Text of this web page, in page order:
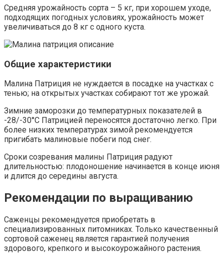
Средняя урожайность сорта – 5 кг, при хорошем уходе,
подходящих погодных условиях, урожайность может
увеличиваться до 8 кг с одного куста.
Общие характеристики
Малина Патриция не нуждается в посадке на участках с
тенью; на открытых участках собирают тот же урожай.
Зимние заморозки до температурных показателей в
-28/-30°С Патрицией переносятся достаточно легко. При
более низких температурах зимой рекомендуется
пригибать малиновые побеги под снег.
Сроки созревания малины Патриция радуют
длительностью: плодоношение начинается в конце июня
и длится до середины августа.
Рекомендации по выращиванию
Саженцы рекомендуется приобретать в
специализированных питомниках. Только качественный
сортовой саженец является гарантией получения
здорового, крепкого и высокоурожайного растения.